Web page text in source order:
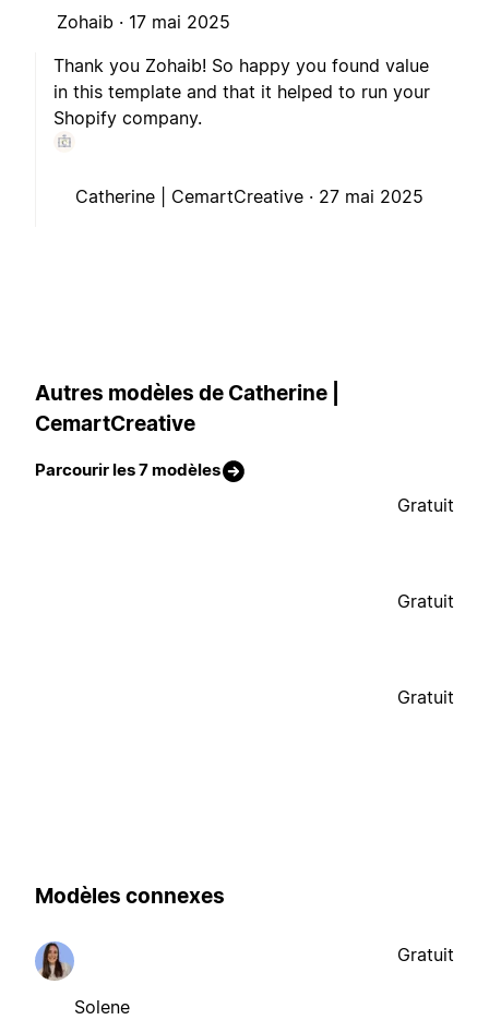
Zohaib · 17 mai 2025
Thank you Zohaib! So happy you found value
in this template and that it helped to run your
Shopify company.
Catherine | CemartCreative · 27 mai 2025
Autres modèles de Catherine |
CemartCreative
Parcourir les 7 modèles
Gratuit
Gratuit
Gratuit
Modèles connexes
Solene
Gratuit